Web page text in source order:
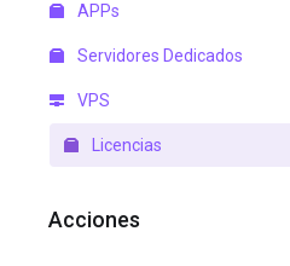
APPs
Servidores Dedicados
VPS
Licencias
Acciones